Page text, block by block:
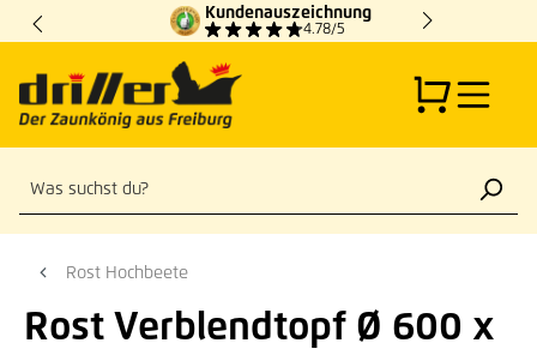
Zum Hauptinhalt springen
Kundenauszeichnung
4.78/5
Rost Hochbeete
Rost Verblendtopf Ø 600 x